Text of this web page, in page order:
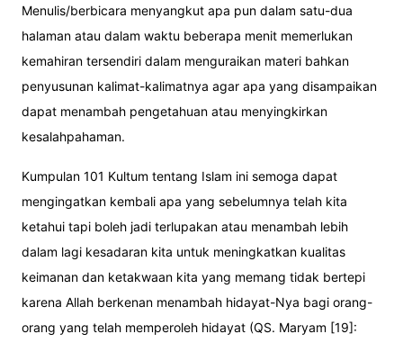
Menulis/berbicara menyangkut apa pun dalam satu-dua
halaman atau dalam waktu beberapa menit memerlukan
kemahiran tersendiri dalam menguraikan materi bahkan
penyusunan kalimat-kalimatnya agar apa yang disampaikan
dapat menambah pengetahuan atau menyingkirkan
kesalahpahaman.
Kumpulan 101 Kultum tentang Islam ini semoga dapat
mengingatkan kembali apa yang sebelumnya telah kita
ketahui tapi boleh jadi terlupakan atau menambah lebih
dalam lagi kesadaran kita untuk meningkatkan kualitas
keimanan dan ketakwaan kita yang memang tidak bertepi
karena Allah berkenan menambah hidayat-Nya bagi orang-
orang yang telah memperoleh hidayat (QS. Maryam [19]: